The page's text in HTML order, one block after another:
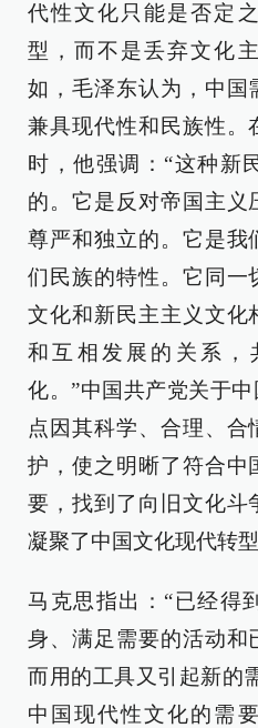
代性文化只能是否定
型，而不是丢弃文化
如，毛泽东认为，中国
兼具现代性和民族性。
时，他强调：“这种新
的。它是反对帝国主义
尊严和独立的。它是我
们民族的特性。它同一
文化和新民主主义文化
和互相发展的关系，
化。”中国共产党关于
点因其科学、合理、合
护，使之明晰了符合中
要，找到了向旧文化斗
凝聚了中国文化现代转型
马克思指出：“已经得
身、满足需要的活动和
而用的工具又引起新的
中国现代性文化的需